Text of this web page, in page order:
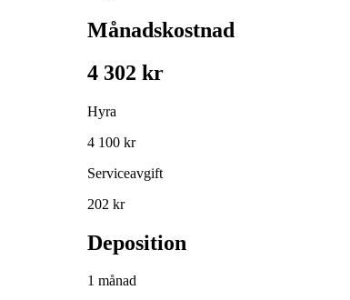
Månadskostnad
4 302 kr
Hyra
4 100 kr
Serviceavgift
202 kr
Deposition
1 månad